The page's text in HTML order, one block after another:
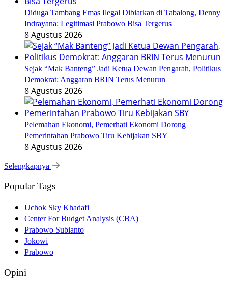
Diduga Tambang Emas Ilegal Dibiarkan di Tabalong, Denny
Indrayana: Legitimasi Prabowo Bisa Tergerus
8 Agustus 2026
Sejak “Mak Banteng” Jadi Ketua Dewan Pengarah, Politikus
Demokrat: Anggaran BRIN Terus Menurun
8 Agustus 2026
Pelemahan Ekonomi, Pemerhati Ekonomi Dorong
Pemerintahan Prabowo Tiru Kebijakan SBY
8 Agustus 2026
Selengkapnya
Popular Tags
Uchok Sky Khadafi
Center For Budget Analysis (CBA)
Prabowo Subianto
Jokowi
Prabowo
Opini